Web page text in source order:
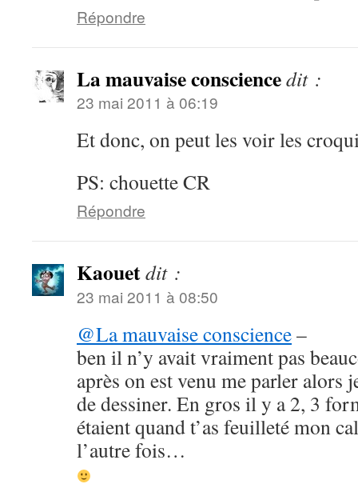
Répondre
La mauvaise consciencedit :
23 mai 2011 à 06:19
Et donc, on peut les voir les
PS: chouette CR
Répondre
Kaouetdit :
23 mai 2011 à 08:50
@La mauvaise conscience–
ben il n’y avait vraiment pas
après on est venu me parler alors
de dessiner. En gros il y a 2, 3
étaient quand t’as feuilleté mon
l’autre fois…